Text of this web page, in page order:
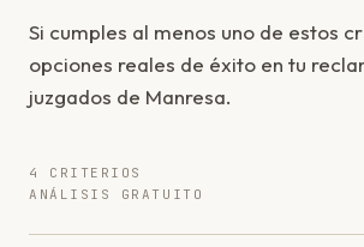
Si cumples al menos uno de estos
opciones reales de éxito en tu
juzgados de Manresa.
4 CRITERIOS
ANÁLISIS GRATUITO